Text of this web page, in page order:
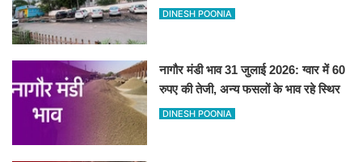
सेल्फी पॉइंट
DINESH POONIA
नागौर मंडी भाव 31 जुलाई 2026: ग्वार में 60
रुपए की तेजी, अन्य फसलों के भाव रहे स्थिर
DINESH POONIA